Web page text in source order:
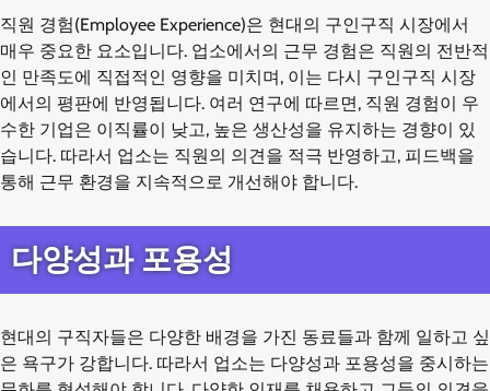
직원 경험(Employee Experience)은 현대의 구인구직 시장에서
매우 중요한 요소입니다. 업소에서의 근무 경험은 직원의 전반적
인 만족도에 직접적인 영향을 미치며, 이는 다시 구인구직 시장
에서의 평판에 반영됩니다. 여러 연구에 따르면, 직원 경험이 우
수한 기업은 이직률이 낮고, 높은 생산성을 유지하는 경향이 있
습니다. 따라서 업소는 직원의 의견을 적극 반영하고, 피드백을
통해 근무 환경을 지속적으로 개선해야 합니다.
다양성과 포용성
현대의 구직자들은 다양한 배경을 가진 동료들과 함께 일하고 싶
은 욕구가 강합니다. 따라서 업소는 다양성과 포용성을 중시하는